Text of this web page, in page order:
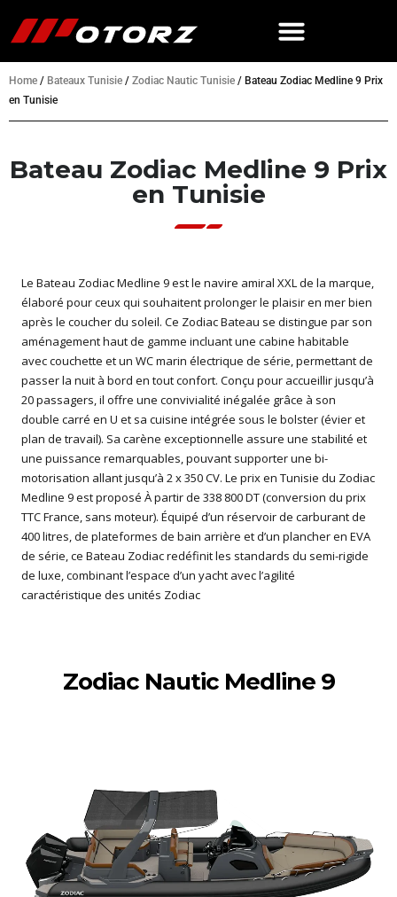
Home / Bateaux Tunisie / Zodiac Nautic Tunisie / Bateau Zodiac Medline 9 Prix
en Tunisie
Bateau Zodiac Medline 9 Prix
en Tunisie
Le Bateau Zodiac Medline 9 est le navire amiral XXL de la marque,
élaboré pour ceux qui souhaitent prolonger le plaisir en mer bien
après le coucher du soleil. Ce Zodiac Bateau se distingue par son
aménagement haut de gamme incluant une cabine habitable
avec couchette et un WC marin électrique de série, permettant de
passer la nuit à bord en tout confort. Conçu pour accueillir jusqu’à
20 passagers, il offre une convivialité inégalée grâce à son
double carré en U et sa cuisine intégrée sous le bolster (évier et
plan de travail). Sa carène exceptionnelle assure une stabilité et
une puissance remarquables, pouvant supporter une bi-
motorisation allant jusqu’à 2 x 350 CV. Le prix en Tunisie du Zodiac
Medline 9 est proposé À partir de 338 800 DT (conversion du prix
TTC France, sans moteur). Équipé d’un réservoir de carburant de
400 litres, de plateformes de bain arrière et d’un plancher en EVA
de série, ce Bateau Zodiac redéfinit les standards du semi-rigide
de luxe, combinant l’espace d’un yacht avec l’agilité
caractéristique des unités Zodiac
Zodiac Nautic Medline 9